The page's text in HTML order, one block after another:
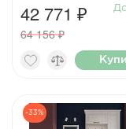
42 771 ₽
64 156 ₽
-33%